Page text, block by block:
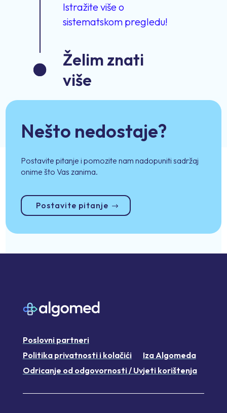
Istražite više o
sistematskom pregledu!
Želim znati
više
Nešto nedostaje?
Postavite pitanje i pomozite nam nadopuniti sadržaj
onime što Vas zanima.
Postavite pitanje
Poslovni partneri
Politika privatnosti i kolačići
Iza Algomeda
Odricanje od odgovornosti / Uvjeti korištenja